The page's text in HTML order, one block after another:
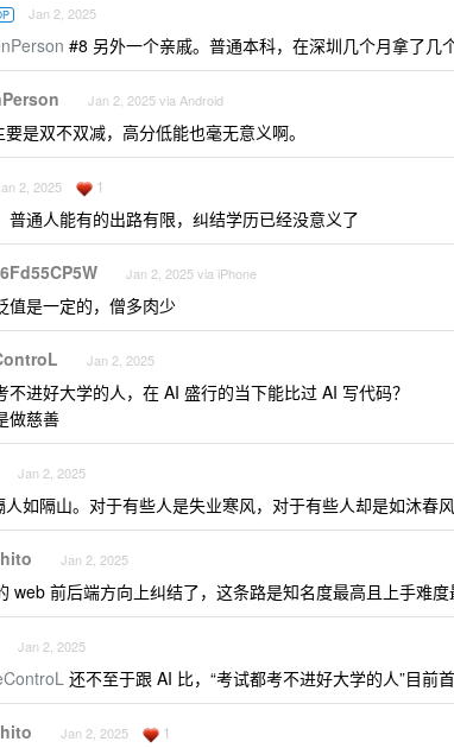
Jan 2, 2025
#8 另外一个亲戚。普通本科，在深圳几个月拿了几
Jan 2, 2025 via Android
要是双不双减，高分低能也毫无意义啊。
2, 2025 1
普通人能有的出路有限，纠结学历已经没意义了
Jan 2, 2025 via iPhone
值是一定的，僧多肉少
Jan 2, 2025
不进好大学的人，在 AI 盛行的当下能比过 AI 写代码？
做慈善
Jan 2, 2025
人如隔山。对于有些人是失业寒风，对于有些人却是如沐春风
Jan 2, 2025
web 前后端方向上纠结了，这条路是知名度最高且上手难度
Jan 2, 2025
还不至于跟 AI 比，“考试都考不进好大学的人”目前
Jan 2, 2025 1